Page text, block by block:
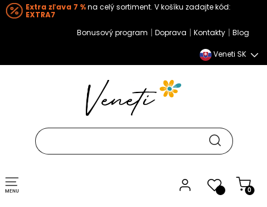
Extra zľava 7 %na celý sortiment. V košíku zadajte kód:
EXTRA7
Bonusový program | Doprava | Kontakty | Blog
Veneti SK
0
Toggle navigation